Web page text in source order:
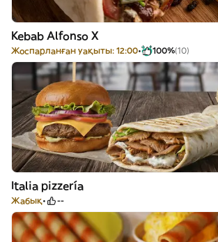
Kebab Alfonso X
Жоспарланған уақыты: 12:00 100%(10)
Italia pizzería
Жабық --